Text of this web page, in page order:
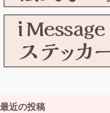
最近の投稿